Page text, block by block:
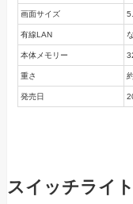
画面サイズ
有線LAN
本体メモリー
重さ
発売日
スイッチライ